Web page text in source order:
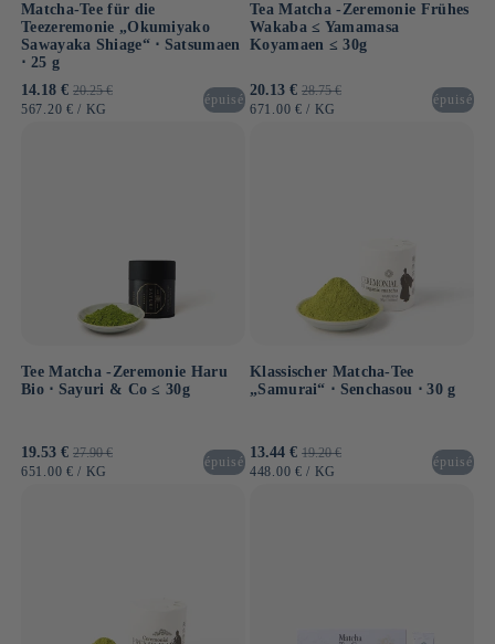
Matcha-Tee für die
Teezeremonie „Okumiyako
Sawayaka Shiage“ ⋅ Satsumaen
⋅ 25 g
Verkaufspreis
14.18 € Normaler
Preis
20.25 €
GRUNDPREIS
567.20 € / PRO
KG
épuisé
Tea Matcha -Zeremonie Frühes
Wakaba ≤ Yamamasa
Koyamaen ≤ 30g
Verkaufspreis
20.13 € Normaler
Preis
28.75 €
GRUNDPREIS
671.00 € / PRO
KG
épuisé
Tee Matcha -Zeremonie Haru
Bio ⋅ Sayuri & Co ≤ 30g
Verkaufspreis
19.53 € Normaler
Preis
27.90 €
GRUNDPREIS
651.00 € / PRO
KG
épuisé
Klassischer Matcha-Tee
„Samurai“ ⋅ Senchasou ⋅ 30 g
Verkaufspreis
13.44 € Normaler
Preis
19.20 €
GRUNDPREIS
448.00 € / PRO
KG
épuisé